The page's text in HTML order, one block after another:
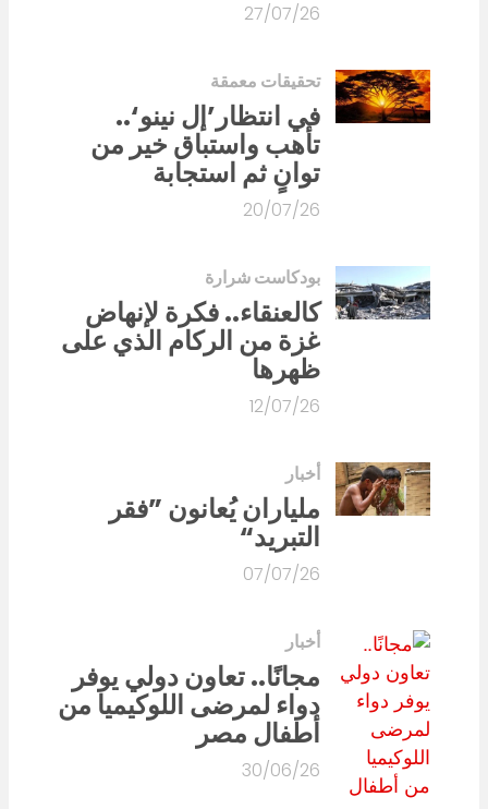
27/07/26
تحقيقات معمقة
في انتظار’إل نينو‘..
تأهب واستباق خير من
توانٍ ثم استجابة
20/07/26
بودكاست شرارة
كالعنقاء.. فكرة لإنهاض
غزة من الركام الذي على
ظهرها
12/07/26
أخبار
ملياران يُعانون ”فقر
التبريد“
07/07/26
أخبار
مجانًا.. تعاون دولي يوفر
دواء لمرضى اللوكيميا من
أطفال مصر
30/06/26